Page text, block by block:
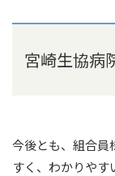
宮崎生協病
今後とも、組合員
すく、わかりやす